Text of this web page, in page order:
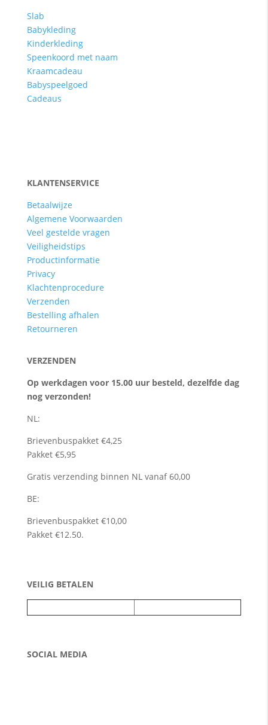
Slab
Babykleding
Kinderkleding
Speenkoord met naam
Kraamcadeau
Babyspeelgoed
Cadeaus
KLANTENSERVICE
Betaalwijze
Algemene Voorwaarden
Veel gestelde vragen
Veiligheidstips
Productinformatie
Privacy
Klachtenprocedure
Verzenden
Bestelling afhalen
Retourneren
VERZENDEN
Op werkdagen voor 15.00 uur besteld, dezelfde dag
nog verzonden!
NL:
Brievenbuspakket €4,25
Pakket €5,95
Gratis verzending binnen NL vanaf 60,00
BE:
Brievenbuspakket €10,00
Pakket €12.50.
VEILIG BETALEN
SOCIAL MEDIA